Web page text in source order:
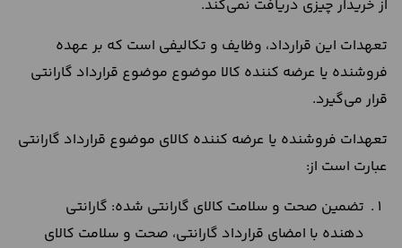
از خریدار چیزی دریافت نمی‌کند.
تعهدات این قرارداد، وظایف و تکالیفی است که بر عهده
فروشنده یا عرضه کننده کالا موضوع موضوع قرارداد گارانتی
قرار می‌گیرد.
تعهدات فروشنده یا عرضه کننده کالای موضوع قرارداد گارانتی
عبارت است از:
تضمین صحت و سلامت کالای گارانتی شده: گارانتی
دهنده با امضای قرارداد گارانتی، صحت و سلامت کالای